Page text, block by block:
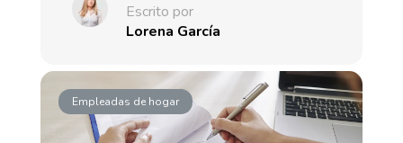
Escrito por
Lorena García
Empleadas de hogar